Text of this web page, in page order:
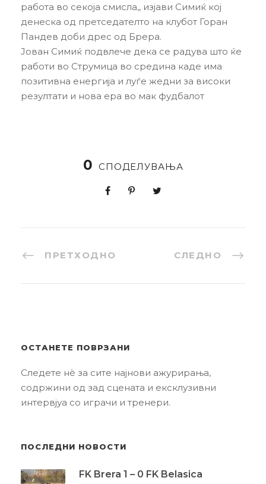
работа во секоја смисла,, изјави Симиќ кој
денеска од претседателто на клубот Горан
Пандев доби дрес од Брера.
Јован Симиќ подвлече дека се радува што ќе
работи во Струмица во средина каде има
позитивна енергија и луѓе жедни за високи
резултати и нова ера во мак фудбалот
0 СПОДЕЛУВАЊА
ПРЕТХОДНО СЛЕДНО
ОСТАНЕТЕ ПОВРЗАНИ
Следете нè за сите најнови ажурирања,
содржини од зад сцената и ексклузивни
интервјуа со играчи и тренери.
ПОСЛЕДНИ НОВОСТИ
FK Brera 1 – 0 FK Belasica